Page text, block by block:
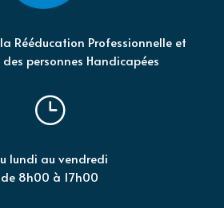
Rééducation Professionnelle et
personnes Handicapées
}
lundi au vendredi
de 8h00 à 17h00